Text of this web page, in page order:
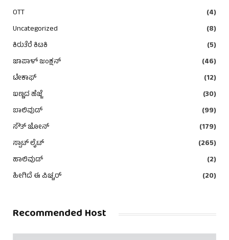
OTT
(4)
Uncategorized
(8)
ಕಿರುತೆರೆ ಕಿಟಕಿ
(5)
ಜಾಪಾಳ್ ಜಂಕ್ಷನ್
(46)
ಟೇಕಾಫ್
(12)
ಬಣ್ಣದ ಹೆಜ್ಜೆ
(30)
ಬಾಲಿವುಡ್
(99)
ಸೌತ್ ಜೋನ್
(179)
ಸ್ಪಾಟ್ ಲೈಟ್
(265)
ಹಾಲಿವುಡ್
(2)
ಹೀಗಿದೆ ಈ ಪಿಚ್ಚರ್
(20)
Recommended Host